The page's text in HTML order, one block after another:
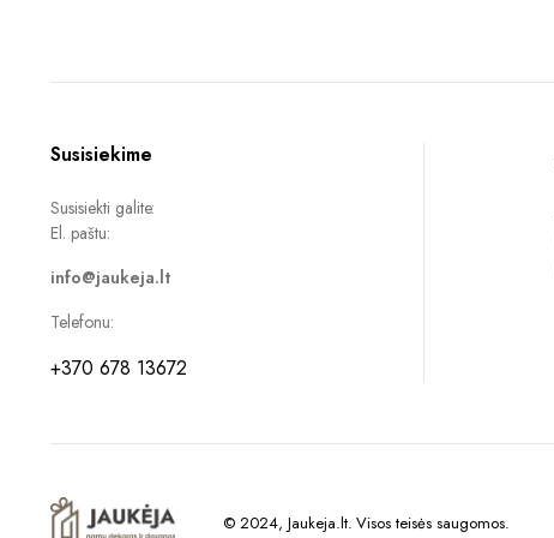
Susisiekime
Susisiekti galite:
El. paštu:
info@jaukeja.lt
Telefonu:
+370 678 13672
© 2024, Jaukeja.lt. Visos teisės saugomos.